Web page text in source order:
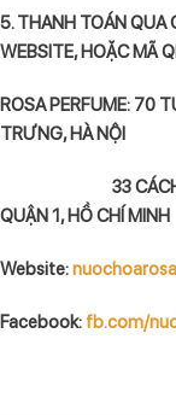
5. THANH TOÁN QUA
WEBSITE, HOẶC MÃ
ROSA PERFUME: 70
TRƯNG, HÀ NỘI
33
QUẬN 1, HỒ CHÍ MINH
Website:
Facebook: fb.com/